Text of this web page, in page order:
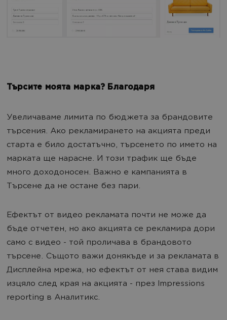
Търсите моята марка? Благодаря
Увеличаваме лимита по бюджета за брандовите
търсения. Ако рекламирането на акцията преди
старта е било достатъчно, търсенето по името на
марката ще нарасне. И този трафик ще бъде
много доходоносен. Важно е кампанията в
Търсене да не остане без пари.
Ефектът от видео рекламата почти не може да
бъде отчетен, но ако акцията се рекламира дори
само с видео - той проличава в брандовото
търсене. Същото важи донякъде и за рекламата в
Дисплейна мрежа, но ефектът от нея става видим
изцяло след края на акцията - през Impressions
reporting в Аналитикс.